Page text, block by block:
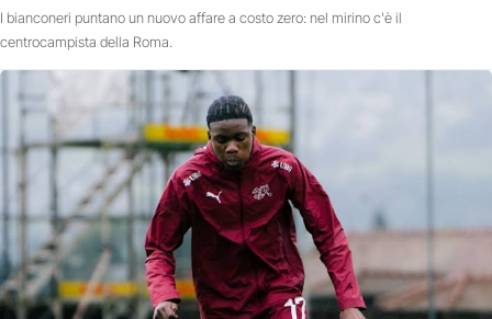
I bianconeri puntano un nuovo affare a costo zero: nel mirino c'è il
centrocampista della Roma.